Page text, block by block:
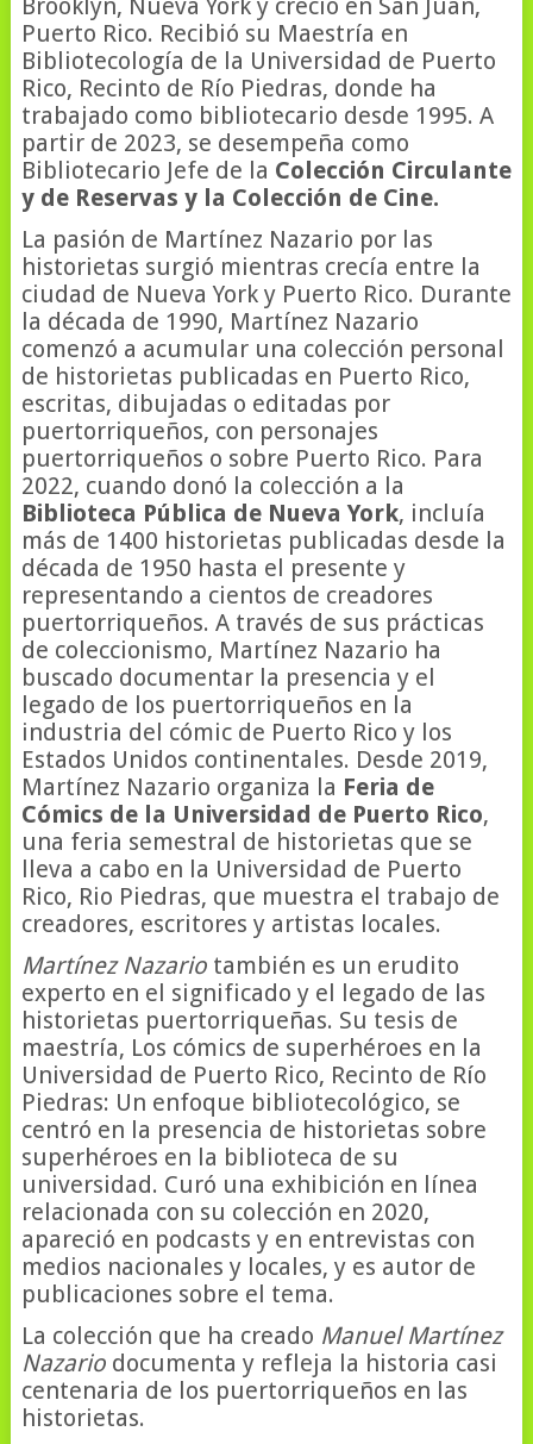
Brooklyn, Nueva York y creció en San Juan,
Puerto Rico. Recibió su Maestría en
Bibliotecología de la Universidad de Puerto
Rico, Recinto de Río Piedras, donde ha
trabajado como bibliotecario desde 1995. A
partir de 2023, se desempeña como
Bibliotecario Jefe de la Colección Circulante
y de Reservas y la Colección de Cine.
La pasión de Martínez Nazario por las
historietas surgió mientras crecía entre la
ciudad de Nueva York y Puerto Rico. Durante
la década de 1990, Martínez Nazario
comenzó a acumular una colección personal
de historietas publicadas en Puerto Rico,
escritas, dibujadas o editadas por
puertorriqueños, con personajes
puertorriqueños o sobre Puerto Rico. Para
2022, cuando donó la colección a la
Biblioteca Pública de Nueva York, incluía
más de 1400 historietas publicadas desde la
década de 1950 hasta el presente y
representando a cientos de creadores
puertorriqueños. A través de sus prácticas
de coleccionismo, Martínez Nazario ha
buscado documentar la presencia y el
legado de los puertorriqueños en la
industria del cómic de Puerto Rico y los
Estados Unidos continentales. Desde 2019,
Martínez Nazario organiza la Feria de
Cómics de la Universidad de Puerto Rico,
una feria semestral de historietas que se
lleva a cabo en la Universidad de Puerto
Rico, Rio Piedras, que muestra el trabajo de
creadores, escritores y artistas locales.
Martínez Nazariotambién es un erudito
experto en el significado y el legado de las
historietas puertorriqueñas. Su tesis de
maestría, Los cómics de superhéroes en la
Universidad de Puerto Rico, Recinto de Río
Piedras: Un enfoque bibliotecológico, se
centró en la presencia de historietas sobre
superhéroes en la biblioteca de su
universidad. Curó una exhibición en línea
relacionada con su colección en 2020,
apareció en podcasts y en entrevistas con
medios nacionales y locales, y es autor de
publicaciones sobre el tema.
La colección que ha creado Manuel Martínez
Nazariodocumenta y refleja la historia casi
centenaria de los puertorriqueños en las
historietas.